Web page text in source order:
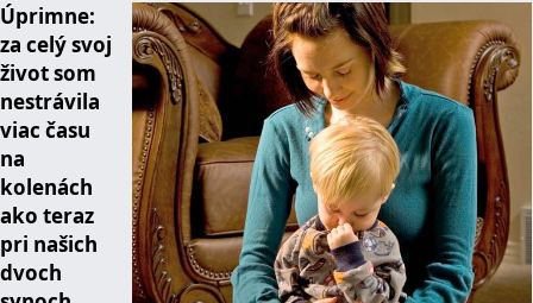
Úprimne:
za celý svoj
život som
nestrávila
viac času
na
kolenách
ako teraz
pri našich
dvoch